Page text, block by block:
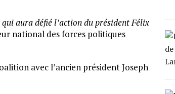
aura défié l’action du président Félix
national des forces politiques
avec l’ancien président Joseph